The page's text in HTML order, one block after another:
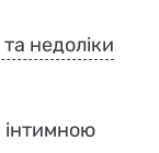
недоліки
інтимною